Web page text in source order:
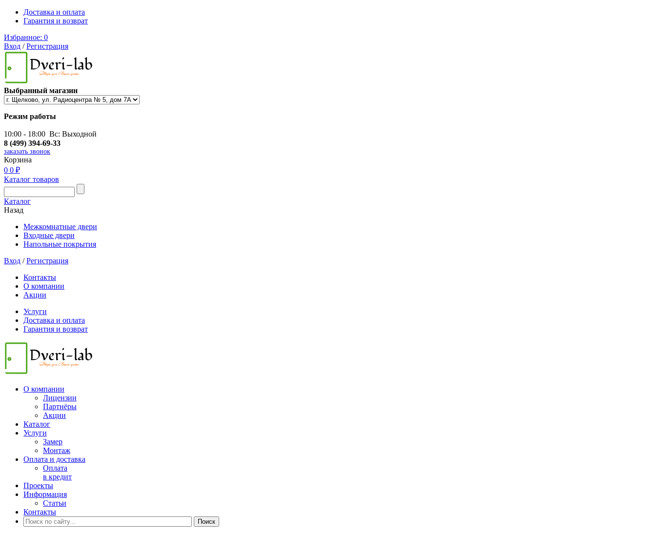
Доставка и оплата
Гарантия и возврат
Избранное: 0
Вход /Регистрация
Выбранный магазин
Режим работы
10:00 - 18:00 Вс: Выходной
8 (499) 394-69-33
заказать звонок
Корзина
0 0 ₽
Каталог товаров
Каталог
Назад
Межкомнатные двери
Входные двери
Напольные покрытия
Вход /Регистрация
Контакты
О компании
Акции
Услуги
Доставка и оплата
Гарантия и возврат
О компании
Лицензии
Партнёры
Акции
Каталог
Услуги
Замер
Монтаж
Оплата и доставка
Оплата
в кредит
Проекты
Информация
Статьи
Контакты